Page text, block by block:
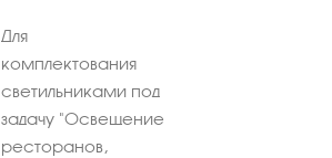
Для
комплектования
светильниками под
задачу "Освещение
ресторанов,